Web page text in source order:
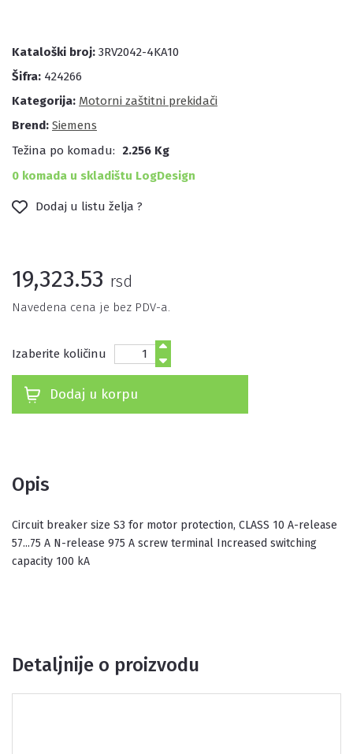
Kataloški broj: 3RV2042-4KA10
Šifra: 424266
Kategorija: Motorni zaštitni prekidači
Brend: Siemens
Težina po komadu:
2.256 Kg
0 komada u skladištu LogDesign
Dodaj u listu želja ?
19,323.53 rsd
Navedena cena je bez PDV-a.
Izaberite količinu
Dodaj u korpu
Opis
Circuit breaker size S3 for motor protection, CLASS 10 A-release
57...75 A N-release 975 A screw terminal Increased switching
capacity 100 kA
Detaljnije o proizvodu